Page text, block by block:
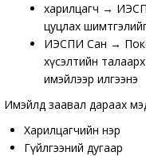
харилцагч →
цуцлах шимтгэлийг
ИЭСПИ Сан →
хүсэлтийн
имэйлээр илгээнэ
Имэйлд заавал дараах
Харилцагчийн нэр
Гүйлгээний дугаар